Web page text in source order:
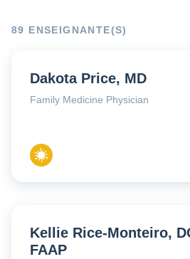
89 ENSEIGNANTE(S)
Dakota Price, MD
Family Medicine Physician
Kellie Rice-Monteiro,
FAAP